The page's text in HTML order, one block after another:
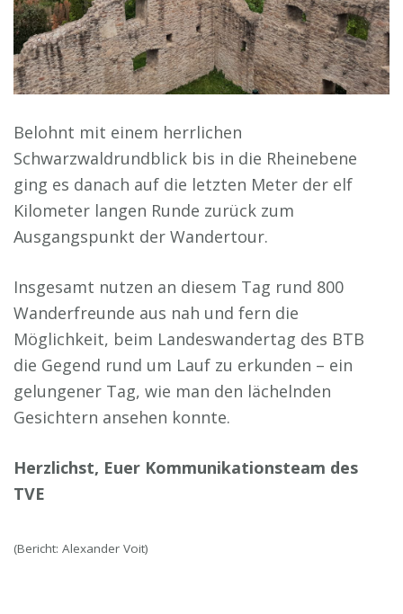
Belohnt mit einem herrlichen
Schwarzwaldrundblick bis in die Rheinebene
ging es danach auf die letzten Meter der elf
Kilometer langen Runde zurück zum
Ausgangspunkt der Wandertour.
Insgesamt nutzen an diesem Tag rund 800
Wanderfreunde aus nah und fern die
Möglichkeit, beim Landeswandertag des BTB
die Gegend rund um Lauf zu erkunden – ein
gelungener Tag, wie man den lächelnden
Gesichtern ansehen konnte.
Herzlichst, Euer Kommunikationsteam des
TVE
(Bericht: Alexander Voit)